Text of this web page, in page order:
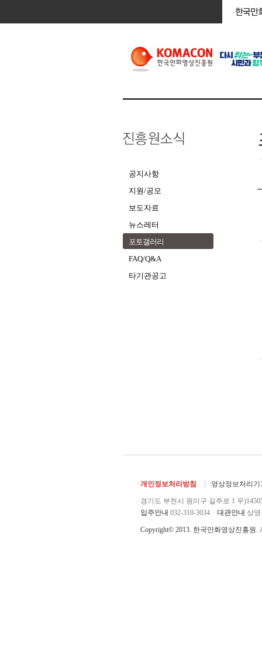
공지사항
지원/공모
보도자료
뉴스레터
포토갤러리
FAQ/Q&A
타기관공고
개인정보처리방침 영상정보처리기
경기도 부천시 원미구 길주로 1 우
입주안내 032-310-3034 대관안내 상영
Copyright© 2013. 한국만화영상진흥원.